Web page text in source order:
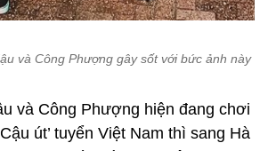
và Công Phượng gây sốt với bức ảnh này
và Công Phượng hiện đang chơi
út’ tuyển Việt Nam thì sang Hà